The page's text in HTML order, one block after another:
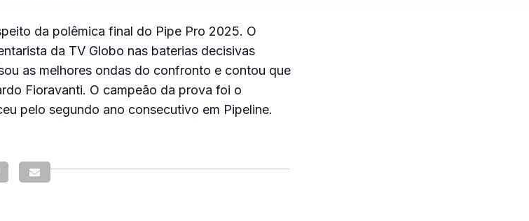
da polêmica final do Pipe Pro 2025. O
da TV Globo nas baterias decisivas
as melhores ondas do confronto e contou que
Fioravanti. O campeão da prova foi o
pelo segundo ano consecutivo em Pipeline.